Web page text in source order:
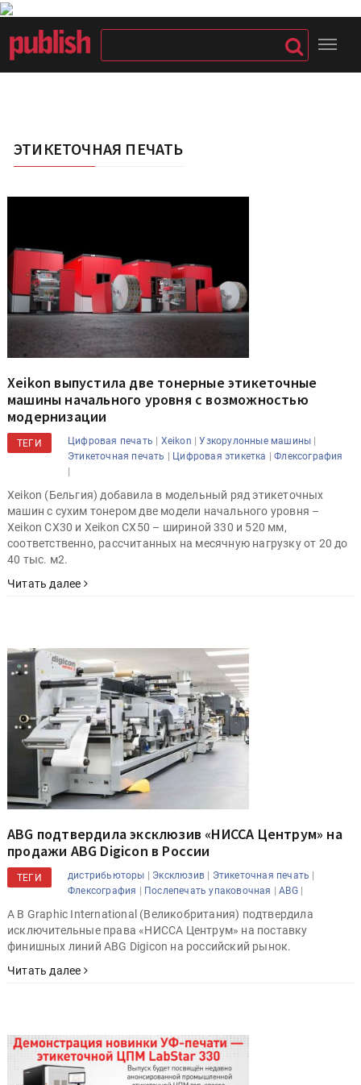
ЭТИКЕТОЧНАЯ ПЕЧАТЬ
Xeikon выпустила две тонерные этикеточные
машины начального уровня с возможностью
модернизации
ТЕГИ Цифровая печать | Xeikon |Узкорулонные машины |
Этикеточная печать | Цифровая этикетка |Флексография
|
Xeikon (Бельгия) добавила в модельный ряд этикеточных
машин с сухим тонером две модели начального уровня –
Xeikon CX30 и Xeikon CX50 – шириной 330 и 520 мм,
соответственно, рассчитанных на месячную нагрузку от 20 до
40 тыс. м2.
Читать далее
ABG подтвердила эксклюзив «НИССА Центрум» на
продажи ABG Digicon в России
ТЕГИ дистрибьюторы | Эксклюзив | Этикеточная печать |
Флексография | Послепечать упаковочная |ABG|
A B Graphic International (Великобритания) подтвердила
исключительные права «НИССА Центрум» на поставку
финишных линий ABG Digicon на российский рынок.
Читать далее